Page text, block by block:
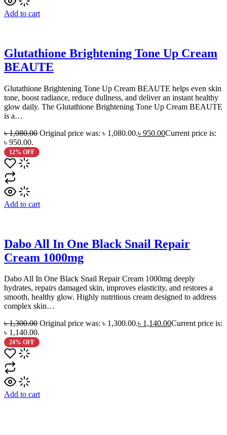
Add to cart
Glutathione Brightening Tone Up Cream
BEAUTE
Glutathione Brightening Tone Up Cream BEAUTE helps even skin
tone, boost radiance, reduce dullness, and deliver an instant healthy
glow daily. The Glutathione Brightening Tone Up Cream BEAUTE
is a…
৳1,080.00 Original price was: ৳ 1,080.00.৳ 950.00Current price is:
৳ 950.00.
12% OFF
Add to cart
Dabo All In One Black Snail Repair
Cream 1000mg
Dabo All In One Black Snail Repair Cream 1000mg deeply
hydrates, repairs damaged skin, improves elasticity, and restores a
smooth, healthy glow. Highly nutritious cream designed to address
complex skin…
৳1,300.00 Original price was: ৳ 1,300.00.৳ 1,140.00Current price is:
৳ 1,140.00.
24% OFF
Add to cart